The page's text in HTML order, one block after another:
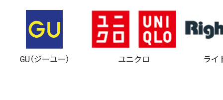
GU（ジーユー） ユニクロ ライ